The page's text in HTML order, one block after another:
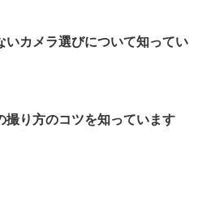
カメラ選びについて知ってい
り方のコツを知っています